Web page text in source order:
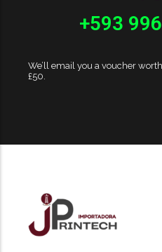
+593
We’ll email you a voucher
£50.